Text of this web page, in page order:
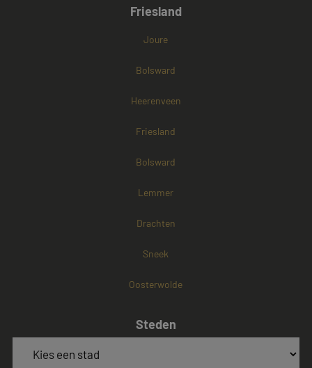
Friesland
Joure
Bolsward
Heerenveen
Friesland
Bolsward
Lemmer
Drachten
Sneek
Oosterwolde
Steden